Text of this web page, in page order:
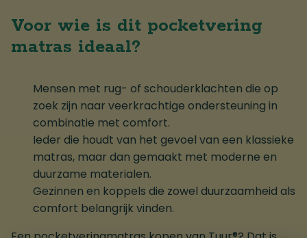
Voor wie is dit pocketvering
matras ideaal?
Mensen met rug- of schouderklachten die op
zoek zijn naar veerkrachtige ondersteuning in
combinatie met comfort.
Ieder die houdt van het gevoel van een klassieke
matras, maar dan gemaakt met moderne en
duurzame materialen.
Gezinnen en koppels die zowel duurzaamheid als
comfort belangrijk vinden.